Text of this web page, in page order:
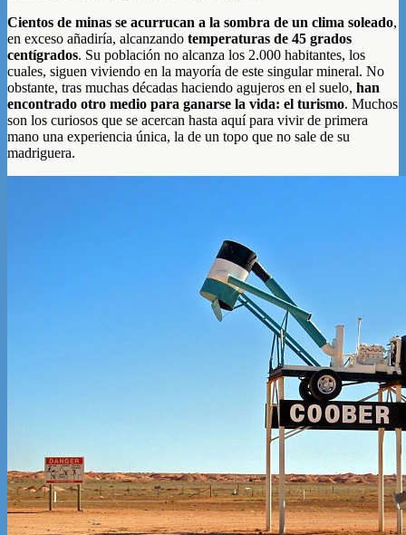
Cientos de minas se acurrucan a la sombra de un clima soleado,
en exceso añadiría, alcanzando temperaturas de 45 grados
centígrados. Su población no alcanza los 2.000 habitantes, los
cuales, siguen viviendo en la mayoría de este singular mineral. No
obstante, tras muchas décadas haciendo agujeros en el suelo, han
encontrado otro medio para ganarse la vida: el turismo. Muchos
son los curiosos que se acercan hasta aquí para vivir de primera
mano una experiencia única, la de un topo que no sale de su
madriguera.